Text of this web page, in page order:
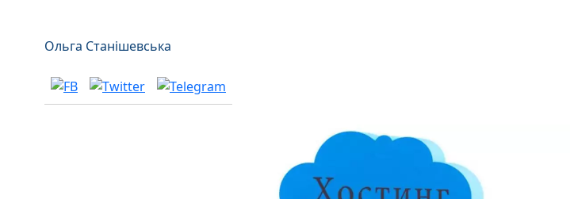
Ольга Станішевська